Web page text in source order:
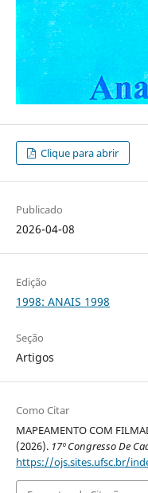
Clique para abrir
Publicado
2026-04-08
Edição
1998: ANAIS 1998
Seção
Artigos
Como Citar
MAPEAMENTO COM
(2026). 17º Congresso De
https://ojs.sites.ufsc.br/